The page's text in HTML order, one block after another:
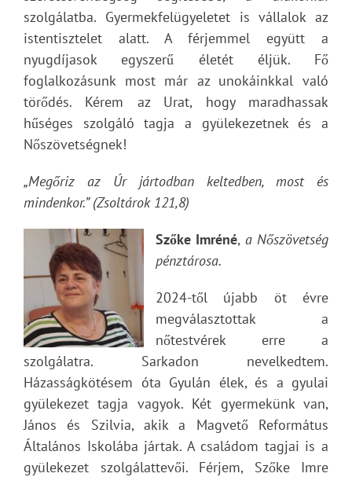
szolgálatba. Gyermekfelügyeletet is vállalok az
istentisztelet alatt. A férjemmel együtt a
nyugdíjasok egyszerű életét éljük. Fő
foglalkozásunk most már az unokáinkkal való
törődés. Kérem az Urat, hogy maradhassak
hűséges szolgáló tagja a gyülekezetnek és a
Nőszövetségnek!
„Megőriz az Úr jártodban keltedben, most és
mindenkor.” (Zsoltárok 121,8)
Szőke Imréné, a Nőszövetség
pénztárosa.
2024-től újabb öt évre
megválasztottak a
nőtestvérek erre a
szolgálatra. Sarkadon nevelkedtem.
Házasságkötésem óta Gyulán élek, és a gyulai
gyülekezet tagja vagyok. Két gyermekünk van,
János és Szilvia, akik a Magvető Református
Általános Iskolába jártak. A családom tagjai is a
gyülekezet szolgálattevői. Férjem, Szőke Imre